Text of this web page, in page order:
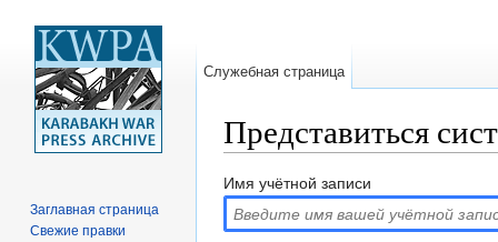
Представиться
Имя учётной записи
Служебная страница
Заглавная страница
Свежие правки